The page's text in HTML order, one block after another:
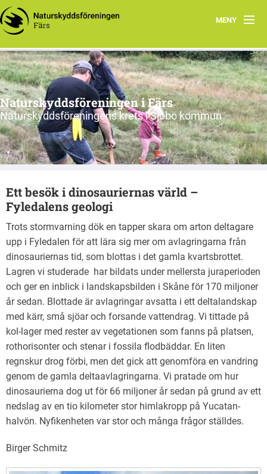
MENY
Hem
Nyfiken på vad vi gör?
Program 2026
Om oss
Remissvar
Våra stadgar
Sjöbo Fågelklubb
Natursnokarna
Våra projekt
Aktuellt
Naturskyddsföreningen i Färs
Naturskyddsföreningens krets i Sjöbo kommun
Ett besök i dinosauriernas värld –
Fyledalens geologi
Trots stormvarning dök en tapper skara om arton deltagare
upp i Fyledalen för att lära sig mer om avlagringarna från
dinosauriernas tid, som blottas i det gamla kvartsbrottet.
Lagren vi studerade har bildats under mellersta juraperioden
och ger en inblick i landskapsbilden i Skåne för 170 miljoner
år sedan. Blottade är avlagringar avsatta i ett deltalandskap
med kärr, små sjöar och forsande vattendrag. Vi tittade på
kol-lager med rester av vegetationen som fanns på platsen,
rothorisonter och stenar i fossila flodbäddar. En liten
regnskur drog förbi, men det gick att genomföra en vandring
genom de gamla deltaavlagringarna. Vi pratade om hur
dinosaurierna dog ut för 66 miljoner år sedan på grund av ett
nedslag av en tio kilometer stor himlakropp på Yucatan-
halvön. Nyfikenheten var stor och många frågor ställdes.
Birger Schmitz